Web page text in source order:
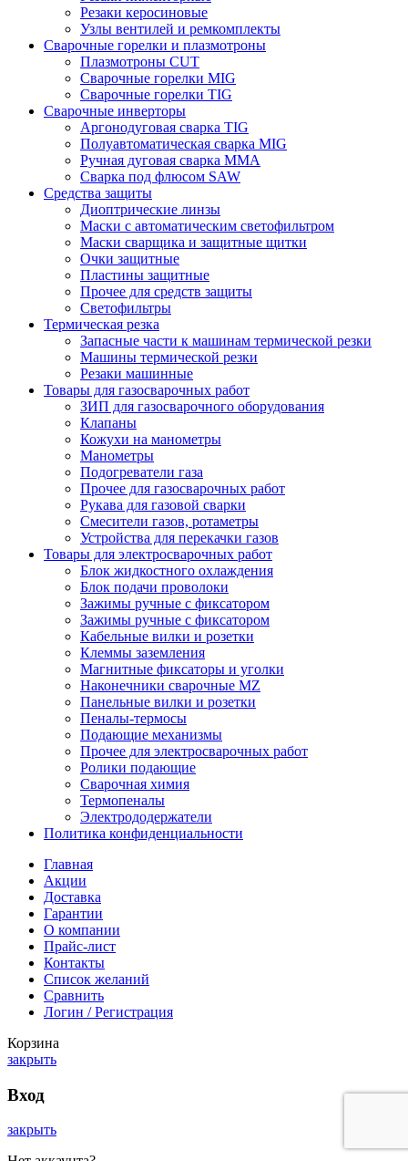
Резаки керосиновые
Узлы вентилей и ремкомплекты
Сварочные горелки и плазмотроны
Плазмотроны CUT
Сварочные горелки MIG
Сварочные горелки TIG
Сварочные инверторы
Аргонодуговая сварка TIG
Полуавтоматическая сварка MIG
Ручная дуговая сварка MMA
Сварка под флюсом SAW
Средства защиты
Диоптрические линзы
Маски с автоматическим светофильтром
Маски сварщика и защитные щитки
Очки защитные
Пластины защитные
Прочее для средств защиты
Светофильтры
Термическая резка
Запасные части к машинам термической резки
Машины термической резки
Резаки машинные
Товары для газосварочных работ
ЗИП для газосварочного оборудования
Клапаны
Кожухи на манометры
Манометры
Подогреватели газа
Прочее для газосварочных работ
Рукава для газовой сварки
Смесители газов, ротаметры
Устройства для перекачки газов
Товары для электросварочных работ
Блок жидкостного охлаждения
Блок подачи проволоки
Зажимы ручные с фиксатором
Зажимы ручные с фиксатором
Кабельные вилки и розетки
Клеммы заземления
Магнитные фиксаторы и уголки
Наконечники сварочные MZ
Панельные вилки и розетки
Пеналы-термосы
Подающие механизмы
Прочее для электросварочных работ
Ролики подающие
Сварочная химия
Термопеналы
Электрододержатели
Политика конфиденциальности
Главная
Акции
Доставка
Гарантии
О компании
Прайс-лист
Контакты
Список желаний
Сравнить
Логин / Регистрация
Корзина
закрыть
Вход
закрыть